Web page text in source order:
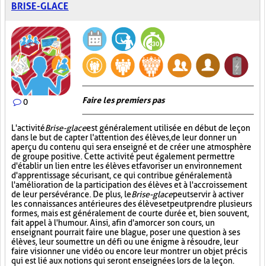
BRISE-GLACE
0 Faire les premiers pas
L'activitéBrise-glaceest généralement utilisée en début de leçon
dans le but de capter l'attention des élèves, de leur donner un
aperçu du contenu qui sera enseigné et de créer une atmosphère
de groupe positive. Cette activité peut également permettre
d'établir un lien entre les élèves et favoriser un environnement
d'apprentissage sécurisant, ce qui contribue généralement à
l'amélioration de la participation des élèves et à l'accroissement
de leur persévérance. De plus, leBrise-glacepeut servir à activer
les connaissances antérieures des élèves et peut prendre plusieurs
formes, mais est généralement de courte durée et, bien souvent,
fait appel à l'humour. Ainsi, afin d'amorcer son cours, un
enseignant pourrait faire une blague, poser une question à ses
élèves, leur soumettre un défi ou une énigme à résoudre, leur
faire visionner une vidéo ou encore leur montrer un objet précis
qui est lié aux notions qui seront enseignées lors de la leçon.